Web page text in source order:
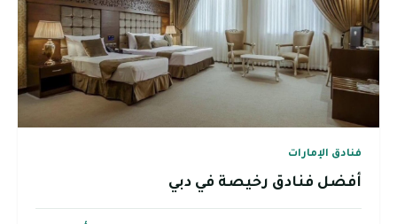
فنادق الإمارات
أفضل فنادق رخيصة في دبي